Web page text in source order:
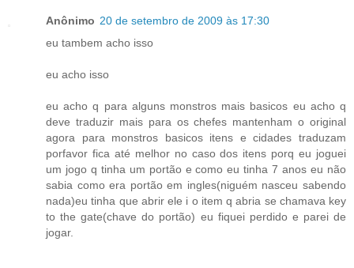
Anônimo 20 de setembro de 2009 às 17:30
eu tambem acho isso
eu acho isso
eu acho q para alguns monstros mais basicos eu acho q
deve traduzir mais para os chefes mantenham o original
agora para monstros basicos itens e cidades traduzam
porfavor fica até melhor no caso dos itens porq eu joguei
um jogo q tinha um portão e como eu tinha 7 anos eu não
sabia como era portão em ingles(niguém nasceu sabendo
nada)eu tinha que abrir ele i o item q abria se chamava key
to the gate(chave do portão) eu fiquei perdido e parei de
jogar.